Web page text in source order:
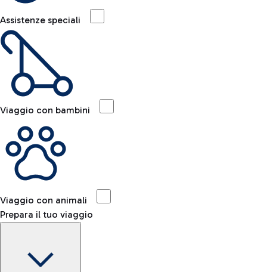
Assistenze speciali
Viaggio con bambini
Viaggio con animali
Prepara il tuo viaggio